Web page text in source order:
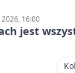
16:00
jest